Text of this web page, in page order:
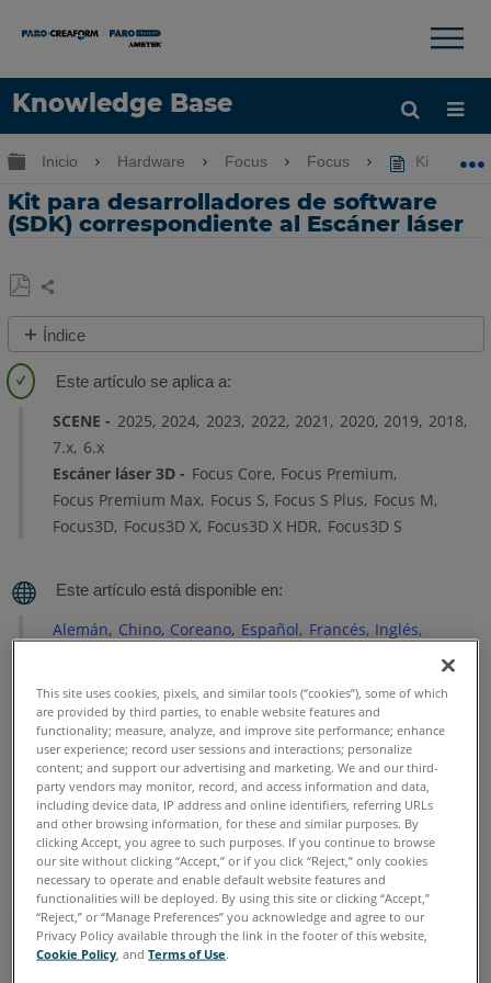
Knowledge Base
Idioma
×
Expandir/contraer jerarquía global
Inicio Hardware Focus Focus Kit para
Kit para desarrolladores de software
(SDK) correspondiente al Escáner láser
Guardar
como
PDF
Compartir
Índice
general
Obteniendo
los
archivos
SDK
Obtener
técnico
SDK
de
programación
compatibles
Sistemas
operativos
compatibles
Consulte
también
SCENE 2025 2024 2023 2022 2021 2020 2019 2018
7.x 6.x
Escáner láser 3D
Focus Core Focus Premium
Focus Premium Max Focus S Focus S Plus Focus M
Focus3D Focus3D X Focus3D X HDR Focus3D S
Alemán Chino Coreano Español Francés Inglés
El FARO LS SDK ya no se desarrolla; la última versión fue
el 16 de febrero de 2022. Ya no se ofrece soporte para el
This site uses cookies, pixels, and similar tools (“cookies”), some of which
are provided by third parties, to enable website features and
functionality; measure, analyze, and improve site performance; enhance
user experience; record user sessions and interactions; personalize
content; and support our advertising and marketing. We and our third-
party vendors may monitor, record, and access information and data,
including device data, IP address and online identifiers, referring URLs
and other browsing information, for these and similar purposes. By
clicking Accept, you agree to such purposes. If you continue to browse
our site without clicking “Accept,” or if you click “Reject,” only cookies
necessary to operate and enable default website features and
functionalities will be deployed. By using this site or clicking “Accept,”
“Reject,” or “Manage Preferences” you acknowledge and agree to our
Privacy Policy available through the link in the footer of this website,
Cookie Policy , andTerms of Use.